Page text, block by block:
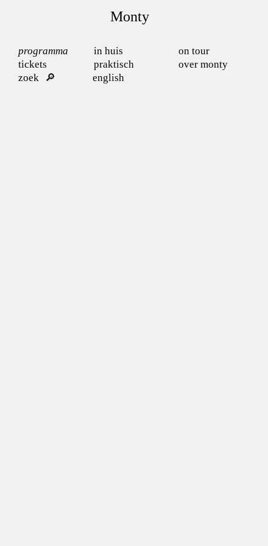
Monty
programma in huis
on tour
tickets
praktisch
over monty
zoek
english